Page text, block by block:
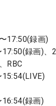
17:50(録画)
録画)、
RBC
録画)